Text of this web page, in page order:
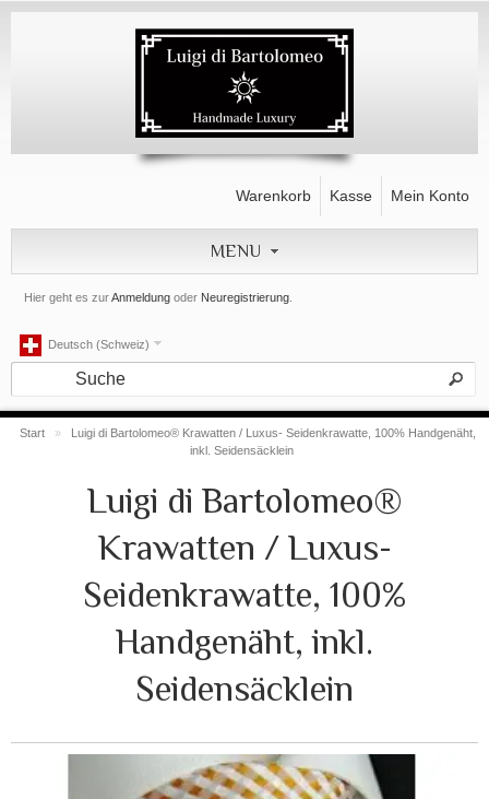
Hier geht es zurAnmeldung oder Neuregistrierung
Warenkorb Kasse Mein Konto
MENU
Deutsch (Schweiz)
Start »
Luigi di Bartolomeo® Krawatten / Luxus- Seidenkrawatte, 100% Handgenäht,
inkl. Seidensäcklein
Luigi di Bartolomeo®
Krawatten / Luxus-
Seidenkrawatte, 100%
Handgenäht, inkl.
Seidensäcklein